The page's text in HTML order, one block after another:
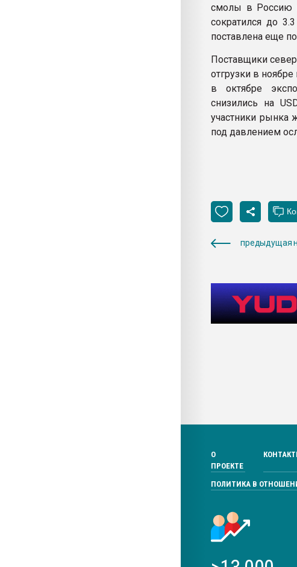
смолы в Россию
сократился до
поставлена еще
Поставщики
отгрузки в
в октябре
снизились на
участники рынка
под давлением
предыдущая
О
ПРОЕКТЕ
ПОЛИТИКА В